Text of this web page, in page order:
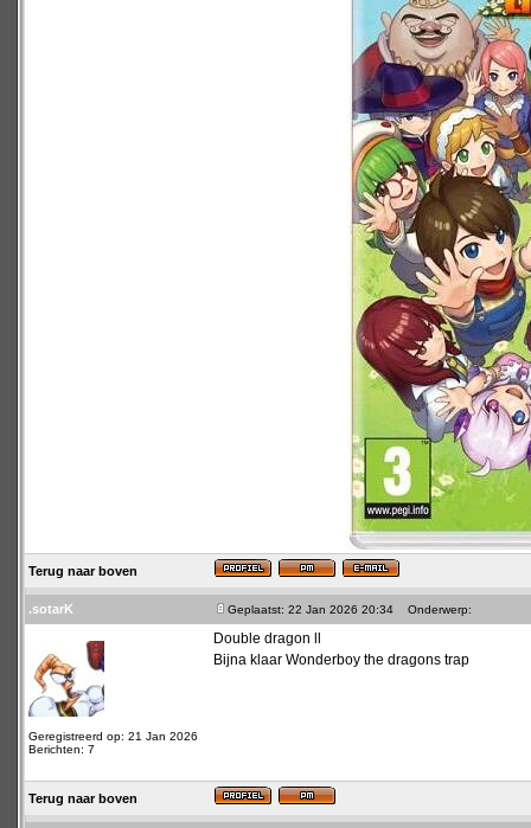
Terug naar boven
.sotarK Geplaatst: 22 Jan 2026 20:34 Onderwerp:
Geregistreerd op: 21 Jan 2026
Berichten: 7
Double dragon ll
Bijna klaar Wonderboy the dragons trap
Terug naar boven